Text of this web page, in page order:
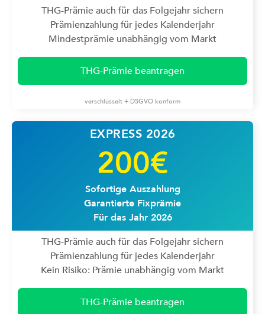
THG-Prämie auch für das Folgejahr sichern
Prämienzahlung für jedes Kalenderjahr
Mindestprämie unabhängig vom Markt
THG-Prämie beantragen
verschlüsselt + DSGVO konform
EXPRESS 2026
200€
Sofortige Auszahlung
Garantierte Fixprämie
Für das Jahr 2026
THG-Prämie auch für das Folgejahr sichern
Prämienzahlung für jedes Kalenderjahr
Kein Risiko: Prämie unabhängig vom Markt
THG-Prämie beantragen